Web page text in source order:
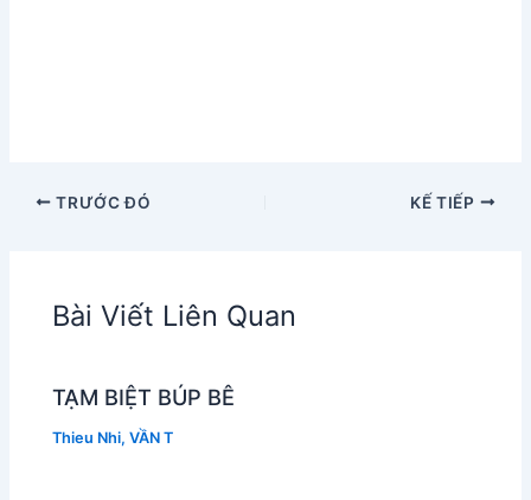
TRƯỚC ĐÓ KẾ TIẾP
Bài Viết Liên Quan
TẠM BIỆT BÚP BÊ
Thieu Nhi,VẦN T